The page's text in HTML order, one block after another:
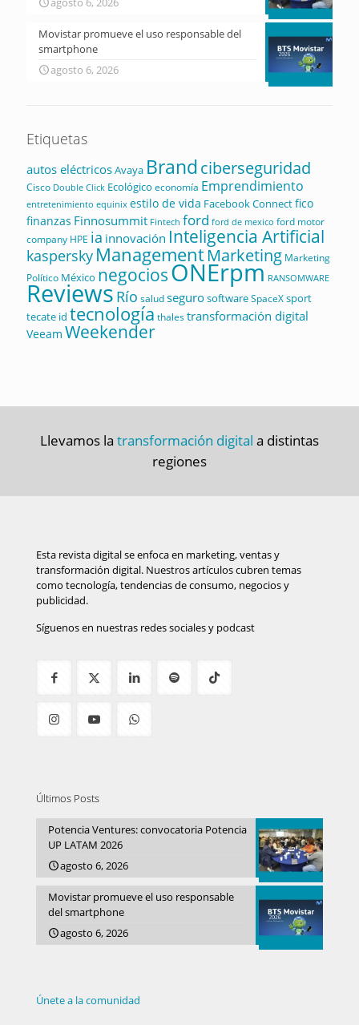
Movistar promueve el uso responsable del
smartphone
agosto 6, 2026
Etiquetas
autos eléctricosAvaya Brandciberseguridad
Cisco Double Click Ecológico economía Emprendimiento
entretenimiento equinix estilo de vida Facebook Connectfico
finanzas Finnosummit Fintech ford ford de mexico ford motor
company HPE ia innovación Inteligencia Artificial
kaspersky ManagementMarketing Marketing
Político México negociosONErpm RANSOMWARE
Reviews Río saludsegurosoftwareSpaceXsport
tecate id tecnología thalestransformación digital
Veeam Weekender
Llevamos la transformación digital a distintas
regiones
Esta revista digital se enfoca en marketing, ventas y
transformación digital. Nuestros artículos cubren temas
como tecnología, tendencias de consumo, negocios y
publicidad.
Síguenos en nuestras redes sociales y podcast
Últimos Posts
Potencia Ventures: convocatoria Potencia
UP LATAM 2026
agosto 6, 2026
Movistar promueve el uso responsable
del smartphone
agosto 6, 2026
Únete a la comunidad